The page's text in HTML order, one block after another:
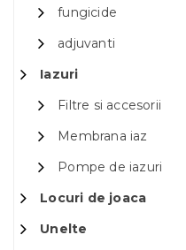
fungicide
adjuvanti
Iazuri
Filtre si accesorii
Membrana iaz
Pompe de iazuri
Locuri de joaca
Unelte